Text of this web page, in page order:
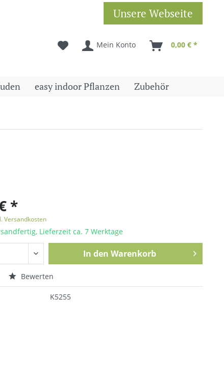
Unsere Webseite
Mein Konto 0,00 € *
easy indoor Pflanzen Zubehör
*
Versandkosten
Lieferzeit ca. 7 Werktage
In den Warenkorb
Bewerten
K5255